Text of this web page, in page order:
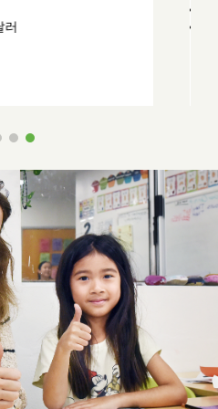
오전 8시 30분~오후 6
가구 소득에 따라